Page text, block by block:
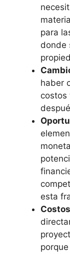
para
donde
haber
costos
esta